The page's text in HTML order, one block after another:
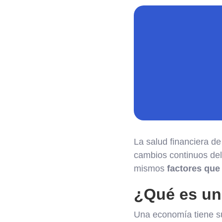
La salud financiera
cambios continuos
mismos factores
¿Qué es
Una economía tiene